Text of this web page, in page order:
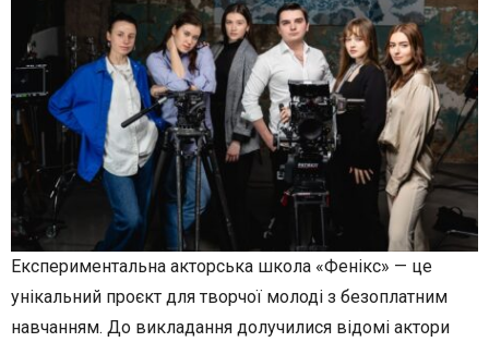
Експериментальна акторська школа «Фенікс» — це
унікальний проєкт для творчої молоді з безоплатним
навчанням. До викладання долучилися відомі актори